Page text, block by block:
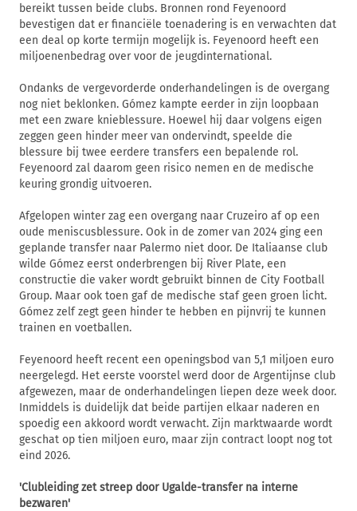
bereikt tussen beide clubs. Bronnen rond Feyenoord
bevestigen dat er financiële toenadering is en verwachten dat
een deal op korte termijn mogelijk is. Feyenoord heeft een
miljoenenbedrag over voor de jeugdinternational.
Ondanks de vergevorderde onderhandelingen is de overgang
nog niet beklonken. Gómez kampte eerder in zijn loopbaan
met een zware knieblessure. Hoewel hij daar volgens eigen
zeggen geen hinder meer van ondervindt, speelde die
blessure bij twee eerdere transfers een bepalende rol.
Feyenoord zal daarom geen risico nemen en de medische
keuring grondig uitvoeren.
Afgelopen winter zag een overgang naar Cruzeiro af op een
oude meniscusblessure. Ook in de zomer van 2024 ging een
geplande transfer naar Palermo niet door. De Italiaanse club
wilde Gómez eerst onderbrengen bij River Plate, een
constructie die vaker wordt gebruikt binnen de City Football
Group. Maar ook toen gaf de medische staf geen groen licht.
Gómez zelf zegt geen hinder te hebben en pijnvrij te kunnen
trainen en voetballen.
Feyenoord heeft recent een openingsbod van 5,1 miljoen euro
neergelegd. Het eerste voorstel werd door de Argentijnse club
afgewezen, maar de onderhandelingen liepen deze week door.
Inmiddels is duidelijk dat beide partijen elkaar naderen en
spoedig een akkoord wordt verwacht. Zijn marktwaarde wordt
geschat op tien miljoen euro, maar zijn contract loopt nog tot
eind 2026.
'Clubleiding zet streep door Ugalde-transfer na interne
bezwaren'